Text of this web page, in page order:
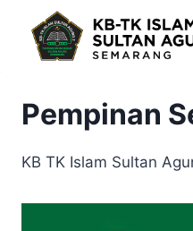
content
Pempinan
KB TK Islam Sultan